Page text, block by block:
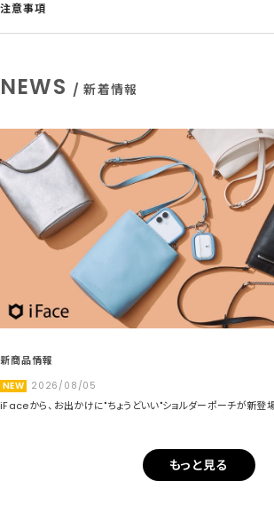
注意事項
NEWS / 新着情報
新商品情報
NEW 2026/08/05
iFaceから、お出かけに"ちょうどいい"ショルダーポーチが新登
もっと見る